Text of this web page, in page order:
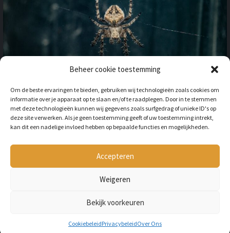
Beheer cookie toestemming
Om de beste ervaringen te bieden, gebruiken wij technologieën zoals cookies om
informatie over je apparaat op te slaan en/of te raadplegen. Door in te stemmen
met deze technologieën kunnen wij gegevens zoals surfgedrag of unieke ID's op
deze site verwerken. Als je geen toestemming geeft of uw toestemming intrekt,
kan dit een nadelige invloed hebben op bepaalde functies en mogelijkheden.
Accepteren
Weigeren
Bekijk voorkeuren
CookiebeleidPrivacybeleidOver Ons
BUITENLAND: HOE HOUD JE
REKENING MET
ONGEWENSTE DIEREN?
BY LILIAN 3 JAAR AGO
Als je op vakantie gaat naar het
buitenland, is niet alleen het cultuur en
de temperatuur anders, ook kan het zijn
dat er verschillende dieren...
Copyright © All rights reserved Petmania.nl.